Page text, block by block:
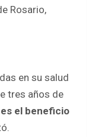
Rosario,
en su salud
tres años de
el beneficio